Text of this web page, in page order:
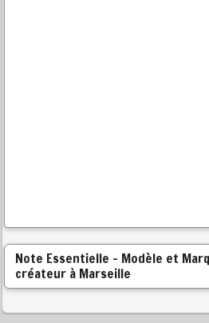
Note Essentielle - Modèle et
créateur à Marseille